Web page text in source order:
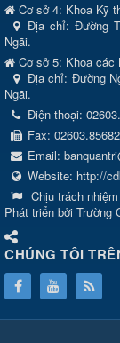
Cơ sở 4: Khoa Kỹ
Địa chỉ: Đường
Ngãi.
Cơ sở 5: Khoa các
Địa chỉ: Đường
Ngãi.
Điện thoại:
Fax:
Email:
Website: http://
Chịu trách
Phát triển bởi Trường
CHÚNG TÔI